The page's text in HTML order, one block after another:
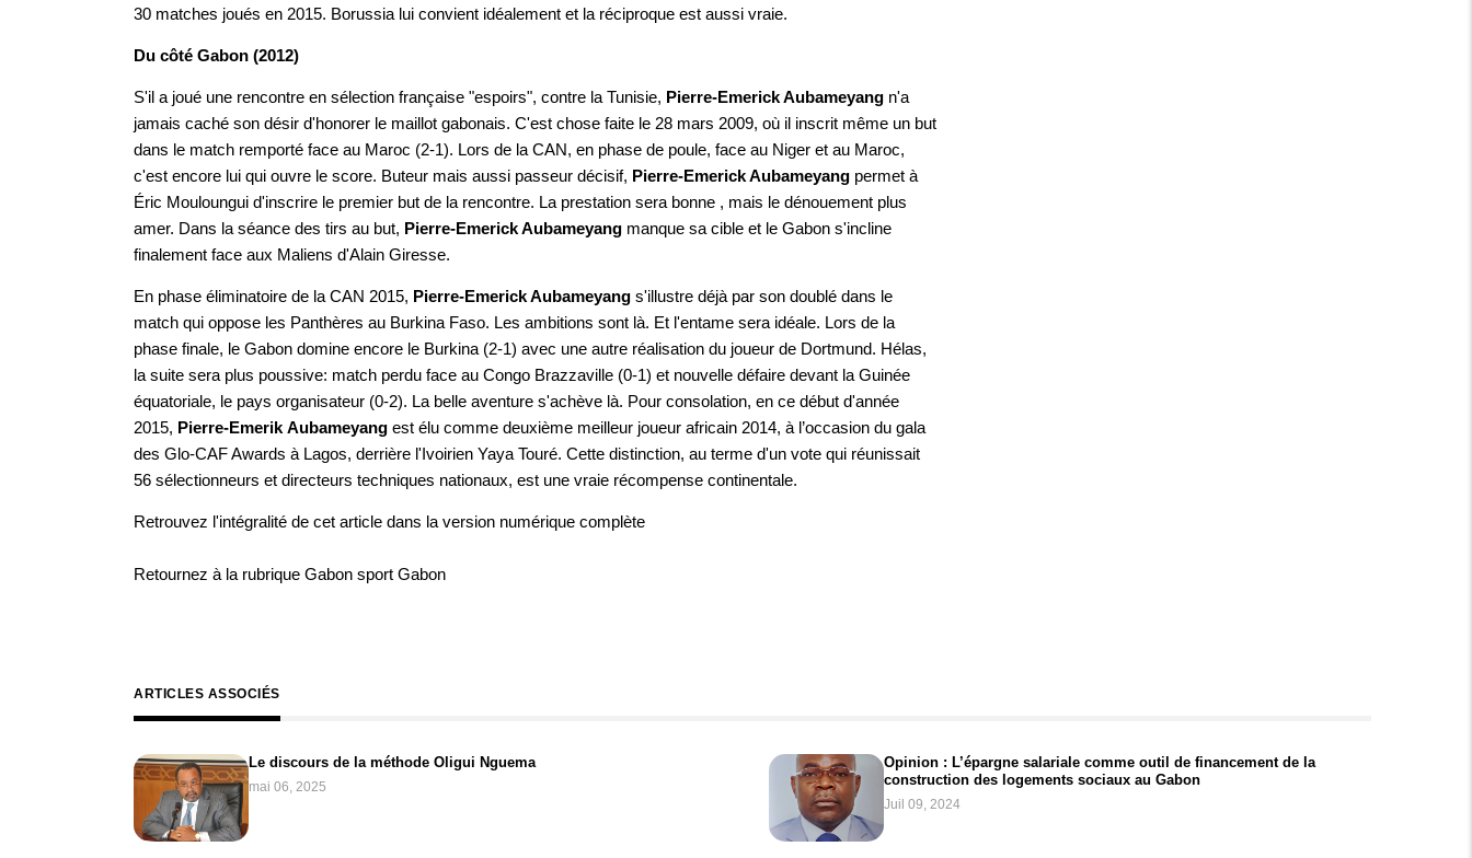
30 matches joués en 2015. Borussia lui convient idéalement et la réciproque est aussi vraie.
Du côté Gabon (2012)
S'il a joué une rencontre en sélection française "espoirs", contre la Tunisie, Pierre-Emerick Aubameyang n'a
jamais caché son désir d'honorer le maillot gabonais. C'est chose faite le 28 mars 2009, où il inscrit même un but
dans le match remporté face au Maroc (2-1). Lors de la CAN, en phase de poule, face au Niger et au Maroc,
c'est encore lui qui ouvre le score. Buteur mais aussi passeur décisif, Pierre-Emerick Aubameyang permet à
Éric Mouloungui d'inscrire le premier but de la rencontre. La prestation sera bonne , mais le dénouement plus
amer. Dans la séance des tirs au but, Pierre-Emerick Aubameyang manque sa cible et le Gabon s'incline
finalement face aux Maliens d'Alain Giresse.
En phase éliminatoire de la CAN 2015, Pierre-Emerick Aubameyang s'illustre déjà par son doublé dans le
match qui oppose les Panthères au Burkina Faso. Les ambitions sont là. Et l'entame sera idéale. Lors de la
phase finale, le Gabon domine encore le Burkina (2-1) avec une autre réalisation du joueur de Dortmund. Hélas,
la suite sera plus poussive: match perdu face au Congo Brazzaville (0-1) et nouvelle défaire devant la Guinée
équatoriale, le pays organisateur (0-2). La belle aventure s'achève là. Pour consolation, en ce début d'année
2015, Pierre-Emerik Aubameyang est élu comme deuxième meilleur joueur africain 2014, à l’occasion du gala
des Glo-CAF Awards à Lagos, derrière l'Ivoirien Yaya Touré. Cette distinction, au terme d'un vote qui réunissait
56 sélectionneurs et directeurs techniques nationaux, est une vraie récompense continentale.
Retrouvez l'intégralité de cet article dans la version numérique complète
Retournez à la rubrique Gabon sport Gabon
ARTICLES ASSOCIÉS
Le discours de la méthode Oligui Nguema
mai 06, 2025
Opinion : L’épargne salariale comme outil de financement de la
construction des logements sociaux au Gabon
Juil 09, 2024